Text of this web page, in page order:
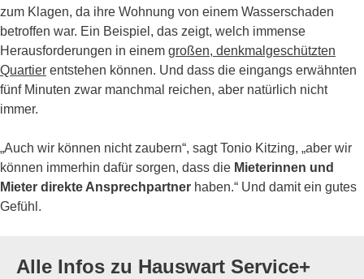
zum Klagen, da ihre Wohnung von einem Wasserschaden
betroffen war. Ein Beispiel, das zeigt, welch immense
Herausforderungen in einem großen, denkmalgeschützten
Quartier entstehen können. Und dass die eingangs erwähnten
fünf Minuten zwar manchmal reichen, aber natürlich nicht
immer.
„Auch wir können nicht zaubern“, sagt Tonio Kitzing, „aber wir
können immerhin dafür sorgen, dass die Mieterinnen und
Mieter direkte Ansprechpartner haben.“ Und damit ein gutes
Gefühl.
Alle Infos zu Hauswart Service+